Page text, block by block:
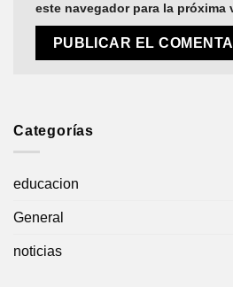
este navegador para la próxima
Categorías
educacion
General
noticias